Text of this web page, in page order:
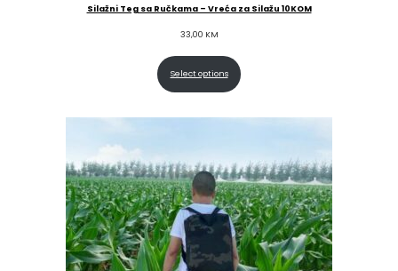
Silažni Teg sa Ručkama – Vreća za Silažu 10KOM
33,00 KM
Select options